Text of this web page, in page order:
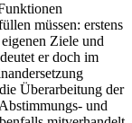
müssen: erstens
Ziele und
er doch im
Überarbeitung der
und